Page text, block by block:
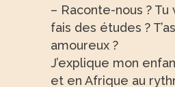
– Raconte-nous ? Tu
fais des études ?
amoureux ?
J’explique mon
et en Afrique au